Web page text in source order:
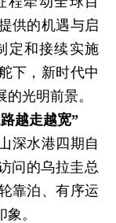
供的机遇与启
定和接续实施
下，新时代中
光明前景。
越走越宽”
深水港四期自
问的乌拉圭总
靠泊、有序运
。